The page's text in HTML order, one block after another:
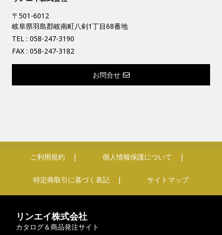
〒501-6012
岐阜県羽島郡岐南町八剣1丁目68番地
TEL : 058-247-3190
FAX : 058-247-3182
お問合せ
ご利用規約 個人情報保護について
特定商取引に基づく表記 サイトマップ
リンエイ株式会社
カタログ＆商品発注サイト